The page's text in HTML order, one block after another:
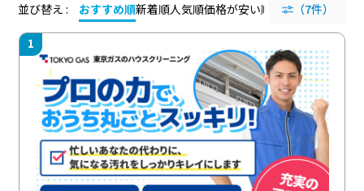
並び替え :
おすすめ順新着順人気順価格が安い順 評価が高い順
（7件）
1